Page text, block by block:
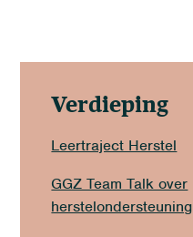
Verdieping
Leertraject Herstel
GGZ Team Talk over
herstelondersteuning